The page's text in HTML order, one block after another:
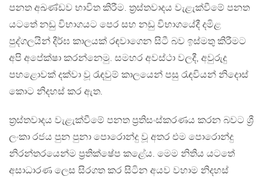
පනත අඛණ්ඩව භාවිත කිරීම. ත්‍රස්තවාදය වැළැක්වීමේ පනත
යටතේ නඩු විභාගයට පෙර සහ නඩු විභාගයේදී දමිළ
පුද්ගලයින් දීර්ඝ කාලයක් රඳවාගෙන සිටී බව ඉස්මතු කිරීමට
අපි අපේක්ෂා කරන්නෙමු. සමහර අවස්ථා වලදී, අවුරුදු
පහළොවක් දක්වා වූ රැඳවුම් කාලයෙන් පසු රැඳවියන් නිදොස්
කොට නිදහස් කර ඇත.
ත්‍රස්තවාදය වැළැක්වීමේ පනත ප්‍රතිසංස්කරණය කරන බවට ශ්‍රී
ලංකා රජය පුන පුනා පොරොන්දු වූ අතර එම පොරොන්දු
නිරන්තරයෙන්ම ප්‍රතික්ෂේප කළේය. මෙම නිතිය යටතේ
අසාධාරණ ලෙස සිරගත කර සිටින අයව වහාම නිදහස්